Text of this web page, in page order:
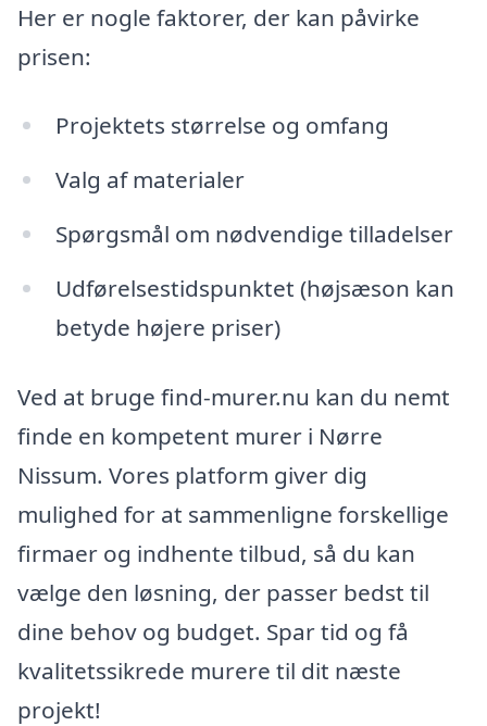
Her er nogle faktorer, der kan påvirke
prisen:
Projektets størrelse og omfang
Valg af materialer
Spørgsmål om nødvendige tilladelser
Udførelsestidspunktet (højsæson kan
betyde højere priser)
Ved at bruge find-murer.nu kan du nemt
finde en kompetent murer i Nørre
Nissum. Vores platform giver dig
mulighed for at sammenligne forskellige
firmaer og indhente tilbud, så du kan
vælge den løsning, der passer bedst til
dine behov og budget. Spar tid og få
kvalitetssikrede murere til dit næste
projekt!